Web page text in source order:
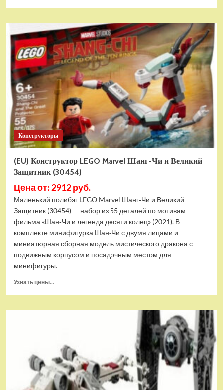
(EU)
Конструктор
LEGO
City
Лаборатория
космических
наук
(60439)
Конструкторы
(EU) Конструктор LEGO Marvel Шанг-Чи и Великий
Защитник (30454)
Цена от: 2912 руб.
Маленький полибэг LEGO Marvel Шанг‑Чи и Великий
Защитник (30454) — набор из 55 деталей по мотивам
фильма «Шан‑Чи и легенда десяти колец» (2021). В
комплекте минифигурка Шан‑Чи с двумя лицами и
миниатюрная сборная модель мистического дракона с
подвижным корпусом и посадочным местом для
минифигуры.
Узнать цены...
(EU)
Шанг-
Чи
и
Великий
Защитник